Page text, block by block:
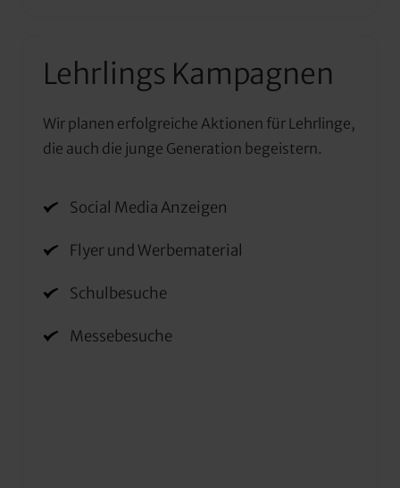
Lehrlings Kampagnen
Wir planen erfolgreiche Aktionen für Lehrlinge,
die auch die junge Generation begeistern.
Social Media Anzeigen
Flyer und Werbematerial
Schulbesuche
Messebesuche